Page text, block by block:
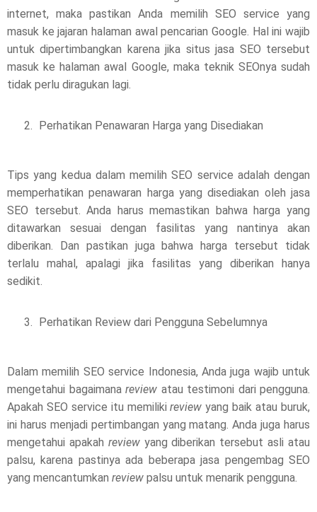
internet, maka pastikan Anda memilih SEO service yang
masuk ke jajaran halaman awal pencarian Google. Hal ini wajib
untuk dipertimbangkan karena jika situs jasa SEO tersebut
masuk ke halaman awal Google, maka teknik SEOnya sudah
tidak perlu diragukan lagi.
Perhatikan Penawaran Harga yang Disediakan
Tips yang kedua dalam memilih SEO service adalah dengan
memperhatikan penawaran harga yang disediakan oleh jasa
SEO tersebut. Anda harus memastikan bahwa harga yang
ditawarkan sesuai dengan fasilitas yang nantinya akan
diberikan. Dan pastikan juga bahwa harga tersebut tidak
terlalu mahal, apalagi jika fasilitas yang diberikan hanya
sedikit.
Perhatikan Review dari Pengguna Sebelumnya
Dalam memilih SEO service Indonesia, Anda juga wajib untuk
mengetahui bagaimana review atau testimoni dari pengguna.
Apakah SEO service itu memilikireview yang baik atau buruk,
ini harus menjadi pertimbangan yang matang. Anda juga harus
mengetahui apakah reviewyang diberikan tersebut asli atau
palsu, karena pastinya ada beberapa jasa pengembag SEO
yang mencantumkan review palsu untuk menarik pengguna.